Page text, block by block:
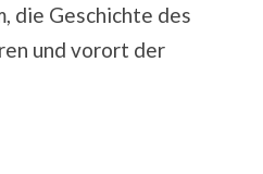
die Geschichte des
und vorort der